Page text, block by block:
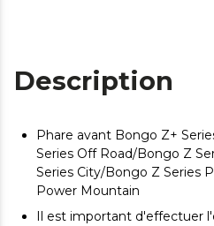
Description
Phare avant Bongo Z+
Series Off Road/Bongo Z
Series City/Bongo Z Series
Power Mountain
Il est important d'effectuer